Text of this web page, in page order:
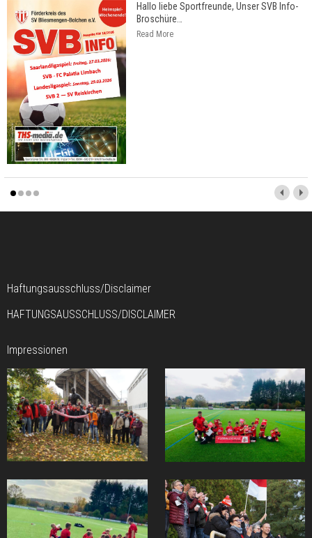
Hallo liebe Sportfreunde, Unser SVB Info-
Broschüre
Read More
Haftungsausschluss/Disclaimer
HAFTUNGSAUSSCHLUSS/DISCLAIMER
Impressionen